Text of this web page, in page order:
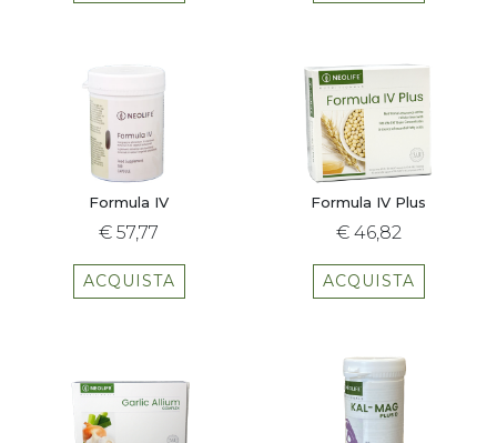
Formula IV
€ 57,77
ACQUISTA
Formula IV Plus
€ 46,82
ACQUISTA